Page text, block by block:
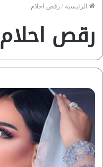
الرئيسية / رقص احلام
رقص احلام